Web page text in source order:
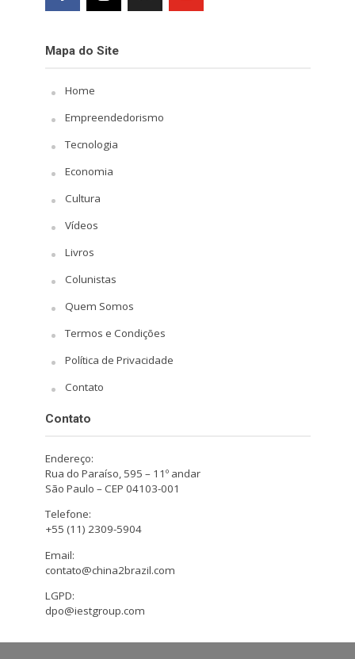
Mapa do Site
Home
Empreendedorismo
Tecnologia
Economia
Cultura
Vídeos
Livros
Colunistas
Quem Somos
Termos e Condições
Política de Privacidade
Contato
Contato
Endereço:
Rua do Paraíso, 595 – 11º andar
São Paulo – CEP 04103-001
Telefone:
+55 (11) 2309-5904
Email:
contato@china2brazil.com
LGPD:
dpo@iestgroup.com